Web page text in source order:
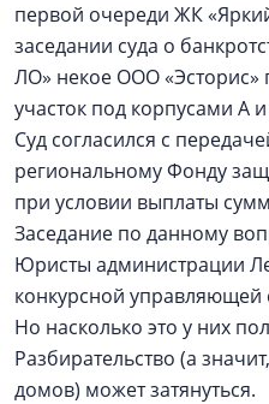
первой очереди ЖК
заседании суда о
ЛО» некое ООО «Эсторис»
участок под корпусами А
Суд согласился с
региональному Фонду
при условии выплаты
Заседание по данному
Юристы администрации
конкурсной управляющей
Но насколько это у них
Разбирательство (а
домов) может затянуться.